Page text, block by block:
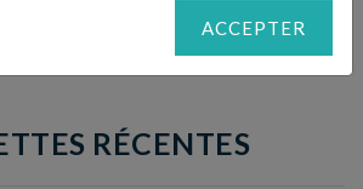
RÉCENTES
ACCEPTER